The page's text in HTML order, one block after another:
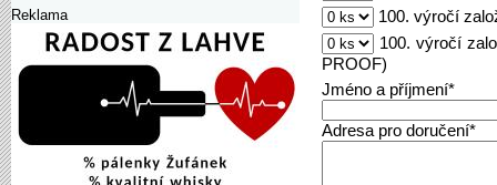
Reklama
100. výročí
100. výročí
PROOF)
Jméno a příjmení*
Adresa pro doručení*